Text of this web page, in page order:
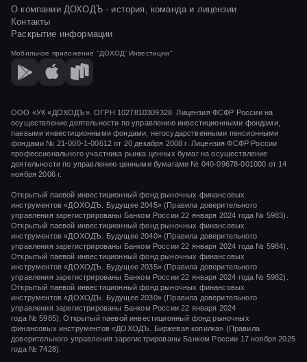
О компании ДОХОДЪ - история, команда и лицензии
Контакты
Раскрытие информации
Мобильное приложение "ДОХОД' Инвестиции"
ООО «УК «ДОХОДЪ». ОГРН 1027810309328. Лицензия ФСФР России на
осуществление деятельности по управлению инвестиционными фондами,
паевыми инвестиционными фондами, негосударственными пенсионными
фондами № 21-000-1-00612 от 20 декабря 2008 г. Лицензия ФСФР России
профессионального участника рынка ценных бумаг на осуществление
деятельности по управлению ценными бумагами № 040-09678-001000 от 14
ноября 2006 г.
Открытый паевой инвестиционный фонд рыночных финансовых
инструментов «ДОХОДЪ. Будущее 2045» (Правила доверительного
управления зарегистрированы Банком России 22 января 2024 года № 5983).
Открытый паевой инвестиционный фонд рыночных финансовых
инструментов «ДОХОДЪ. Будущее 2040» (Правила доверительного
управления зарегистрированы Банком России 22 января 2024 года № 5984).
Открытый паевой инвестиционный фонд рыночных финансовых
инструментов «ДОХОДЪ. Будущее 2035» (Правила доверительного
управления зарегистрированы Банком России 22 января 2024 года № 5982).
Открытый паевой инвестиционный фонд рыночных финансовых
инструментов «ДОХОДЪ. Будущее 2030» (Правила доверительного
управления зарегистрированы Банком России 22 января 2024
года № 5985). Открытый паевой инвестиционный фонд рыночных
финансовых инструментов «ДОХОДЪ. Биржевая копилка» (Правила
доверительного управления зарегистрированы Банком России 17 ноября 2025
года № 7428).